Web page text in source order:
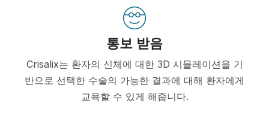
통보 받음
Crisalix는 환자의 신체에 대한 3D 시뮬레이션을 기
반으로 선택한 수술의 가능한 결과에 대해 환자에게
교육할 수 있게 해줍니다.